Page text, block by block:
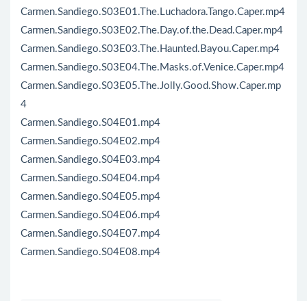
Carmen.Sandiego.S03E01.The.Luchadora.Tango.Caper.mp4
Carmen.Sandiego.S03E02.The.Day.of.the.Dead.Caper.mp4
Carmen.Sandiego.S03E03.The.Haunted.Bayou.Caper.mp4
Carmen.Sandiego.S03E04.The.Masks.of.Venice.Caper.mp4
Carmen.Sandiego.S03E05.The.Jolly.Good.Show.Caper.mp
4
Carmen.Sandiego.S04E01.mp4
Carmen.Sandiego.S04E02.mp4
Carmen.Sandiego.S04E03.mp4
Carmen.Sandiego.S04E04.mp4
Carmen.Sandiego.S04E05.mp4
Carmen.Sandiego.S04E06.mp4
Carmen.Sandiego.S04E07.mp4
Carmen.Sandiego.S04E08.mp4